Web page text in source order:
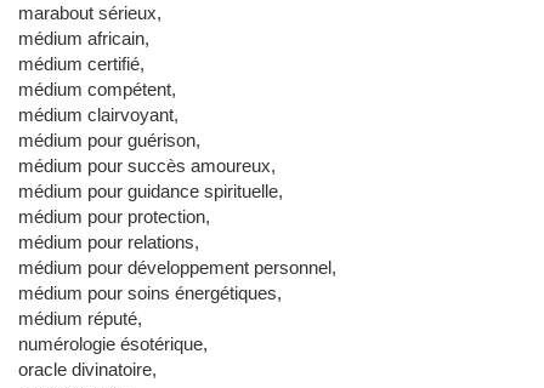
marabout sérieux,
médium africain,
médium certifié,
médium compétent,
médium clairvoyant,
médium pour guérison,
médium pour succès amoureux,
médium pour guidance spirituelle,
médium pour protection,
médium pour relations,
médium pour développement personnel,
médium pour soins énergétiques,
médium réputé,
numérologie ésotérique,
oracle divinatoire,